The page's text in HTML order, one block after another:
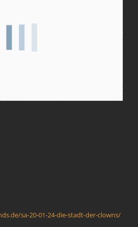
sa-20-01-24-die-stadt-der-clowns/